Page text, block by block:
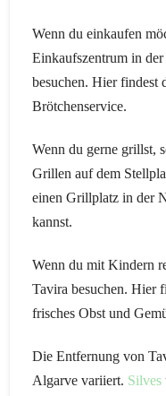
Wenn du einkaufen
Einkaufszentrum in
besuchen. Hier findest
Brötchenservice.
Wenn du gerne grillst,
Grillen auf dem
einen Grillplatz in der
kannst.
Wenn du mit Kindern
Tavira besuchen. Hier
frisches Obst und
Die Entfernung von
Algarve variiert. Silves